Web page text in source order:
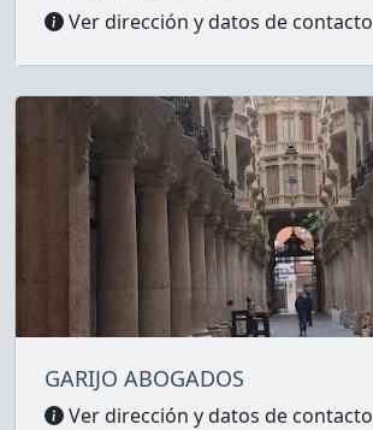
Ver dirección y datos de contacto
GARIJO ABOGADOS
Ver dirección y datos de contacto